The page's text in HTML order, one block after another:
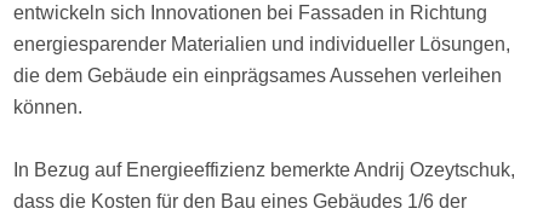
entwickeln sich Innovationen bei Fassaden in Richtung
energiesparender Materialien und individueller Lösungen,
die dem Gebäude ein einprägsames Aussehen verleihen
können.
In Bezug auf Energieeffizienz bemerkte Andrij Ozeytschuk,
dass die Kosten für den Bau eines Gebäudes 1/6 der